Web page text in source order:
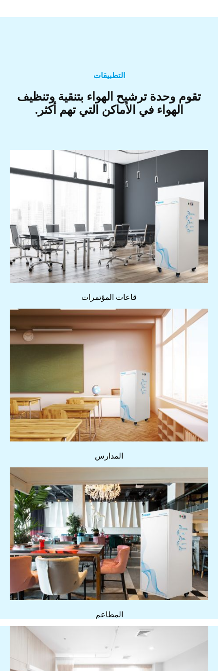
التطبيقات
تقوم وحدة ترشيح الهواء بتنقية وتنظيف
الهواء في الأماكن التي تهم أكثر.
قاعات المؤتمرات
المدارس
المطاعم